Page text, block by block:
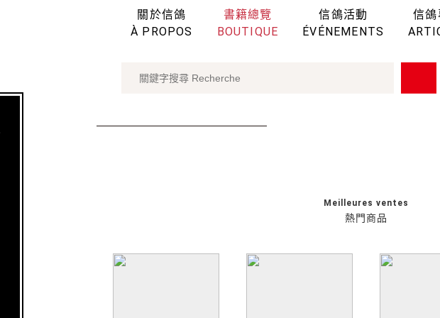
關於信鴿
À PROPOS
書籍總覽
BOUTIQUE
信鴿活動
ÉVÉNEMENTS
信鴿
熱門商品
Meilleures ventes